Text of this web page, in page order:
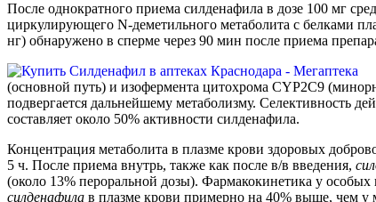
После однократного приема силденафила в дозе 100 мг
циркулирующего N-деметильного метаболита с белками
нг) обнаружено в сперме через 90 мин после приема
(основной путь) и изофермента цитохрома CYP2C9
подвергается дальнейшему метаболизму. Селективность
составляет около 50% активности силденафила.
Концентрация метаболита в плазме крови здоровых
5 ч. После приема внутрь, также как после в/в введения,
(около 13% пероральной дозы). Фармакокинетика у
силденафила в плазме крови примерно на 40% выше, чем у